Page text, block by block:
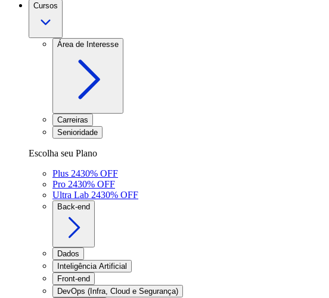
Cursos
Área de Interesse
Carreiras
Senioridade
Escolha seu Plano
Plus 2430% OFF
Pro 2430% OFF
Ultra Lab 2430% OFF
Back-end
Dados
Inteligência Artificial
Front-end
DevOps (Infra, Cloud e Segurança)